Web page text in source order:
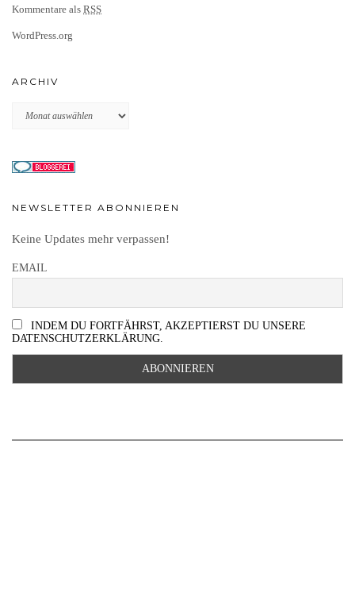
Kommentare als RSS
WordPress.org
ARCHIV
Archiv
NEWSLETTER ABONNIEREN
Keine Updates mehr verpassen!
EMAIL
INDEM DU FORTFÄHRST, AKZEPTIERST DU UNSERE
DATENSCHUTZERKLÄRUNG.